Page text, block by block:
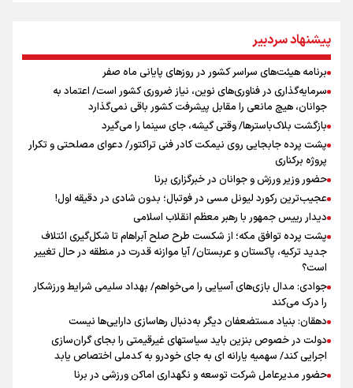
از افزایش دو برابری دفاتر تا غیر رسمی بودن قراردادهای یکسان
درصدی درآمدها تا افزایش ۱۵۳ درصدی استرداد مالیات
رئیس‌جمهور در پیامی درگذشت والده همسر حجت الاسلام والمسلمین
سید حسن خمینی را تسلیت گفت
آیت الله آملی لاریجانی: ایران به هیچ قیمتی از تنگه هرمز عقب نشینی
نخواهد کرد
پیشنهاد سردبیر
برنامه هیئت‌های سراسر کشور در روزهای پایانی ماه صفر
سرمایه‌گذاری در فناوری‌های نوین، نیاز ضروری کشور است/ اعتماد به
جوانان، هیچ مانعی را مقابل پیشرفت کشور باقی نمی‌گذارد
بازگشت بلاک‌باسترها/ وقتی گیشه، جای سینما را می‌گیرد
پشت پرده جابجایی روی نیمکت کادر فنی تراکتور/ دعوای مصلحتی و تکرار
پروژه برکناری
حضور وزیر ورزش و جوانان در خبرگزاری برنا
عجیب‌ترین رکورد لیونل مسی در فوتبال؛ بدون شادی در دقیقه اول!
دیدار رییس جمهور با رهبر معظم انقلاب اسلامی
پشت پرده توافق مکه؛ از شکست طرح صلح آبراهام تا شکل‌گیری ائتلاف
جدید ترکیه، پاکستان و عربستان/ آیا موازنه قدرت در منطقه در حال تغییر
است؟
جوادی: مدال بازی‌های آسیایی را می‌خواهم/ بهداد سلیمی شرایط ورزشکار
را درک می‌کند
دهقان: بنیاد مستضعفان دیگر به‌دنبال رهاسازی دارایی‌ها نیست
دولت در خصوص بنزین باید سیاستهای غیرقیمتی را بجای گران‌سازی
اجرایی کند/ سهمیه یارانه ای به جای خودرو به کدملی اختصاص یابد
حضور مدیرعامل شرکت توسعه و نگهداری اماکن ورزشی در برنا